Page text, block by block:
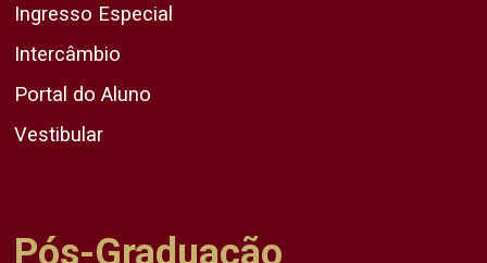
Ingresso Especial
Intercâmbio
Portal do Aluno
Vestibular
Pós-Graduação